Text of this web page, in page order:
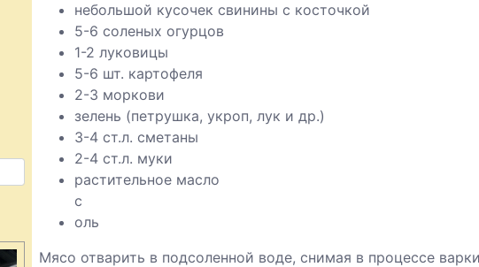
небольшой кусочек свинины с косточкой
5-6 соленых огурцов
1-2 луковицы
5-6 шт. картофеля
2-3 моркови
зелень (петрушка, укроп, лук и др.)
3-4 ст.л. сметаны
2-4 ст.л. муки
растительное масло
с
оль
Мясо отварить в подсоленной воде, снимая в процессе